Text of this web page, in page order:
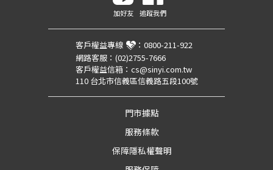
加好友 追蹤我們
客戶權益專線 ： 0800-211-922
網路客服： (02)2755-7666
客戶權益信箱： cs@sinyi.com.tw
110 台北市信義區信義路五段100號
門市據點
服務條款
保障隱私權聲明